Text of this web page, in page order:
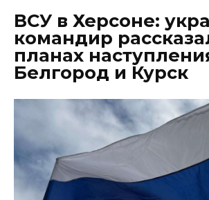
ВСУ в Херсоне:
командир
планах
Белгород и Курск